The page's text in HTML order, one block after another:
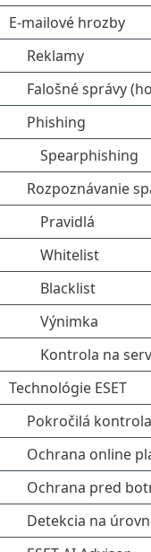
E-mailové hrozby
Reklamy
Falošné správy
Phishing
Spearphishing
Rozpoznávanie
Pravidlá
Whitelist
Blacklist
Výnimka
Kontrola na
Technológie ESET
Pokročilá
Ochrana online
Ochrana pred
Detekcia na